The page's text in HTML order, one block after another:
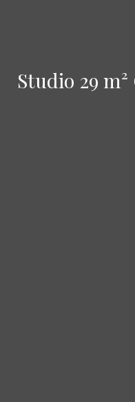
Studio 29